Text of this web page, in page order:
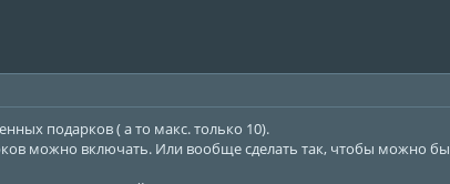
подарков ( а то макс. только 10).
можно включать. Или вообще сделать так, чтобы можно